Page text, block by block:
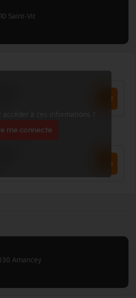
Saint-Vit
accéder à ces informations ?
me connecte
Amancey